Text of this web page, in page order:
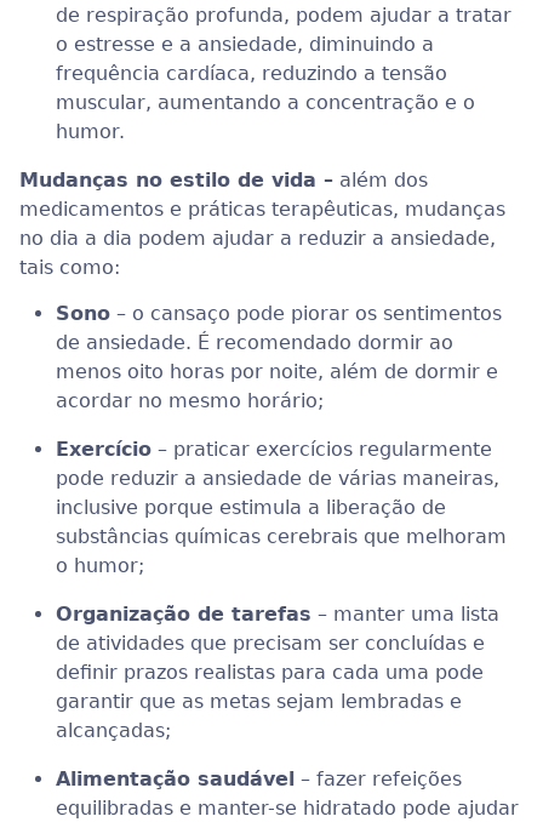
de respiração profunda, podem ajudar a tratar
o estresse e a ansiedade, diminuindo a
frequência cardíaca, reduzindo a tensão
muscular, aumentando a concentração e o
humor.
Mudanças no estilo de vida – além dos
medicamentos e práticas terapêuticas, mudanças
no dia a dia podem ajudar a reduzir a ansiedade,
tais como:
Sono – o cansaço pode piorar os sentimentos
de ansiedade. É recomendado dormir ao
menos oito horas por noite, além de dormir e
acordar no mesmo horário;
Exercício – praticar exercícios regularmente
pode reduzir a ansiedade de várias maneiras,
inclusive porque estimula a liberação de
substâncias químicas cerebrais que melhoram
o humor;
Organização de tarefas – manter uma lista
de atividades que precisam ser concluídas e
definir prazos realistas para cada uma pode
garantir que as metas sejam lembradas e
alcançadas;
Alimentação saudável – fazer refeições
equilibradas e manter-se hidratado pode ajudar